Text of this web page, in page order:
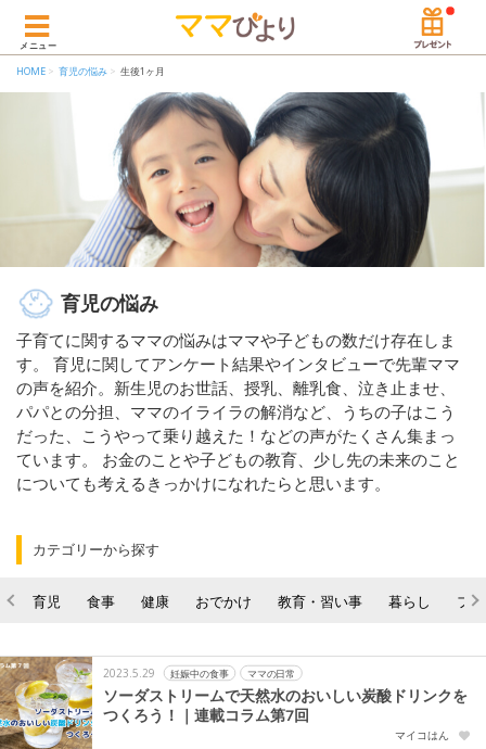
メニュー
HOME 育児の悩み 生後1ヶ月
育児の悩み
子育てに関するママの悩みはママや子どもの数だけ存在しま
す。 育児に関してアンケート結果やインタビューで先輩ママ
の声を紹介。新生児のお世話、授乳、離乳食、泣き止ませ、
パパとの分担、ママのイライラの解消など、うちの子はこう
だった、こうやって乗り越えた！などの声がたくさん集まっ
ています。 お金のことや子どもの教育、少し先の未来のこと
についても考えるきっかけになれたらと思います。
カテゴリーから探す
育児 食事 健康 おでかけ 教育・習い事 暮らし フ
2023.5.29 妊娠中の食事 ママの日常
ソーダストリームで天然水のおいしい炭酸ドリンクを
つくろう！｜連載コラム第7回
マイコはん